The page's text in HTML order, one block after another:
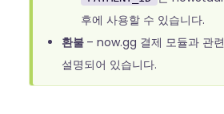
후에 사용할 수 있습니다.
환불 – now.gg 결제 모듈과 관
설명되어 있습니다.